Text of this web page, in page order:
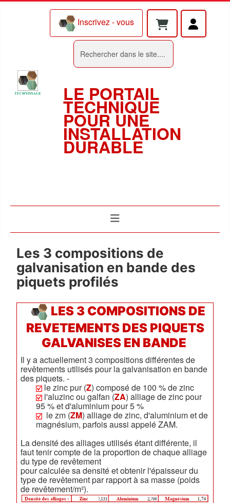
Inscrivez - vous
LE PORTAIL
TECHNIQUE
POUR UNE
INSTALLATION
DURABLE
Les 3 compositions de
galvanisation en bande des
piquets profilés
LES 3 COMPOSITIONS DE
REVETEMENTS DES PIQUETS
GALVANISES EN BANDE
Il y a actuellement 3 compositions différentes de
revêtements utilisés pour la galvanisation en bande
des piquets. -
le zinc pur (Z) composé de 100 % de zinc
l'aluzinc ou galfan (ZA) alliage de zinc pour
95 % et d'aluminium pour 5 %
le zm (ZM) alliage de zinc, d'aluminium et de
magnésium, parfois aussi appelé ZAM.
La densité des alliages utilisés étant différente, il
faut tenir compte de la proportion de chaque alliage
du type de revêtement
pour calculée sa densité et obtenir l'épaisseur du
type de revêtement par rapport à sa masse (poids
de revêtement/m²).